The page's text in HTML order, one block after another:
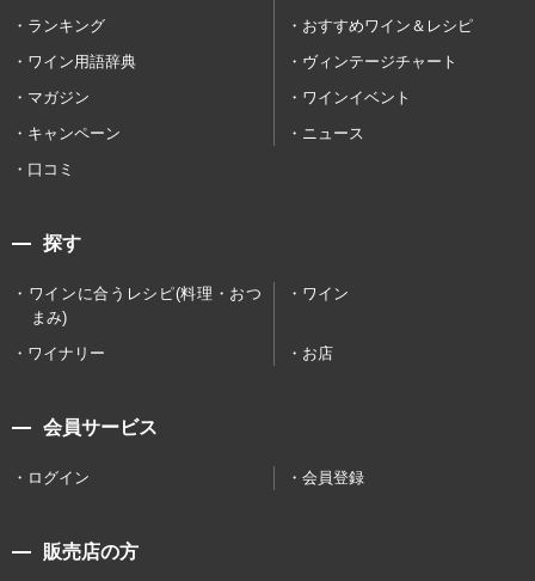
ランキング
おすすめワイン＆レシピ
ワイン用語辞典
ヴィンテージチャート
マガジン
ワインイベント
キャンペーン
ニュース
口コミ
探す
ワインに合うレシピ(料理・おつ
まみ)
ワイン
ワイナリー お店
会員サービス
ログイン 会員登録
販売店の方